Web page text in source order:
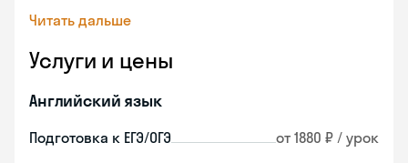
Читать дальше
Услуги и цены
Английский язык
Подготовка к ЕГЭ/ОГЭ от 1880 ₽ / урок